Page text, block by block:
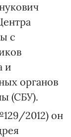
с
и
органов
(СБУ).
2012) он